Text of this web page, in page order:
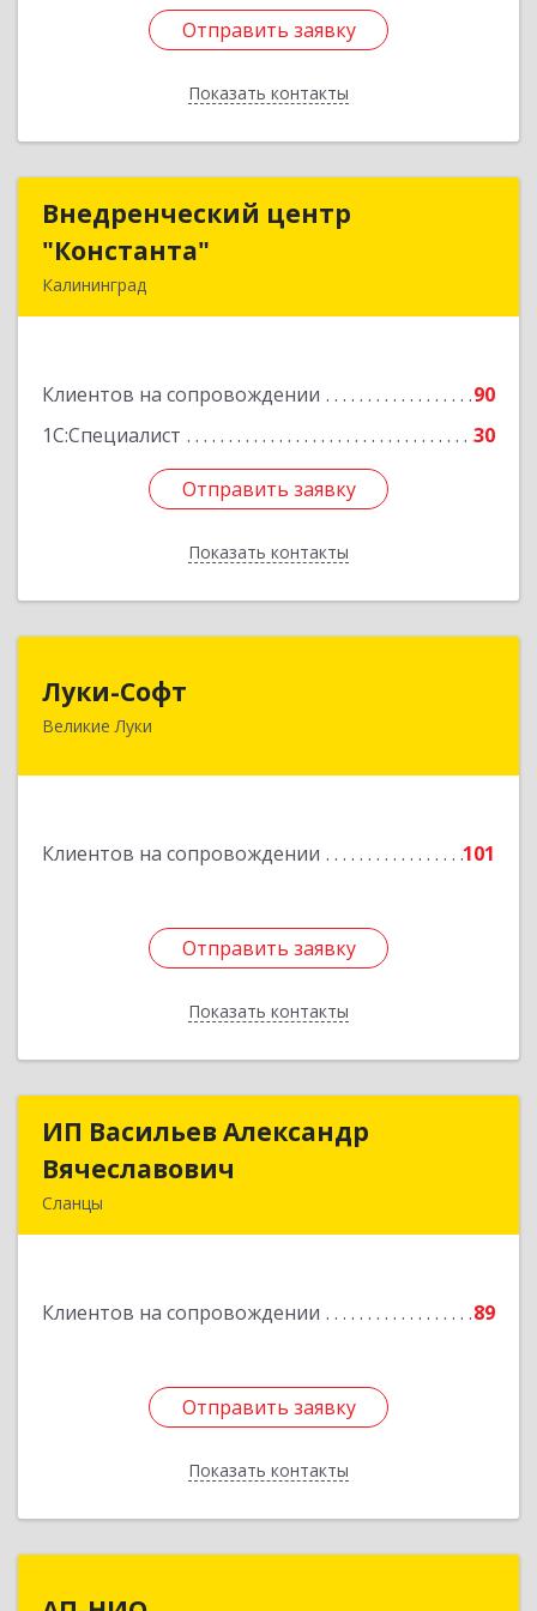
Отправить заявку
Показать контакты
Отправить заявку
Назад
Внедренческий центр
"Константа"
Калининград
Клиентов на сопровождении
90
1С:Специалист
30
Отправить заявку
Показать контакты
Внедренческий центр
Подробнее
Отправить заявку
Назад
Луки-Софт
Великие Луки
Клиентов на сопровождении 101
Отправить заявку
Показать контакты
182113, Псковская обл, Великие Луки г,
Отправить заявку
Назад
ИП Васильев Александр
Вячеславович
Сланцы
Клиентов на сопровождении 89
Отправить заявку
Показать контакты
ИП Васильев Александр
Подробнее
Отправить заявку
Назад